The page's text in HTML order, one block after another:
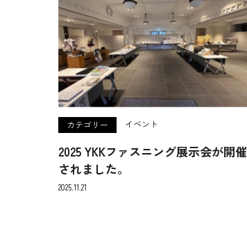
カテゴリー イベント
2025 YKKファスニング展示会が開催
されました。
2025.11.21